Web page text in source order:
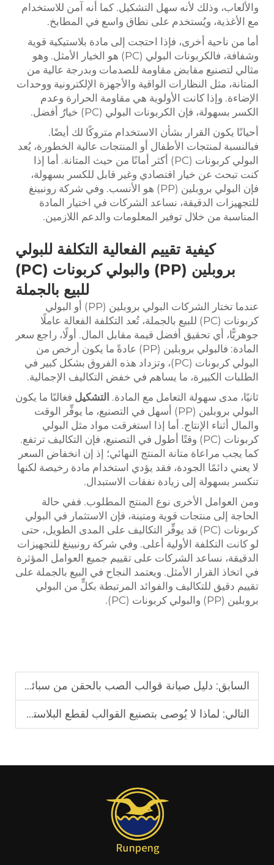
والألعاب، وذلك لأنه سهل التشكيل. كما أنه آمن للاستخدام
مع الأغذية، ويُستخدم على نطاق واسع في المطابخ.
أما من ناحية أخرى، فإذا احتجت إلى مادة بلاستيكية قوية
وشفافة، فالكربونات البولي (PC) هو الخيار الأمثل. وهو
مثالي لتصنيع مقابض مقاومة للصدمات وبدرجة عالية من
المتانة، مثل النظارات الواقية والأجهزة الإلكترونية ووحدات
الإضاءة. وإذا كانت الأولوية هي مقاومة الحرارة وعدم
الكسر بسهولة، فإن الكربونات البولي (PC) خيارٌ أفضل.
أحيانًا يكون القرار بشأن الاستخدام متروكًا لك أيضًا.
فبالنسبة لمنتجات الأطفال أو المنتجات عالية الخطورة، يُعد
البولي كربونات (PC) أكثر أمانًا من حيث المتانة. أما إذا
كنت تبحث عن خيار اقتصادي وغير قابل للكسر بسهولة،
فإن البولي بروبلين (PP) هو الأنسب. وفي شركة رونبينغ
للتجهيزات الدقيقة، نساعد الشركات في اختيار المادة
المناسبة من خلال توفير المعلومات والدعم اللازمين.
كيفية تقييم الفعالية التكلفة للبولي
بروبلين (PP) والبولي كربونات (PC)
للبيع بالجملة
عندما تختار الشركات البولي بروبلين (PP) أو البولي
كربونات (PC) للبيع بالجملة، تُعد التكلفة الفعالة عاملًا
جوهريًّا، أي تحقيق أفضل قيمة مقابل المال. أولًا، راجع سعر
المادة: فالبولي بروبلين (PP) عادةً ما يكون أرخص من
البولي كربونات (PC)، وتزداد هذه الفروق بشكل كبير في
الطلبات الكبيرة، ما يساهم في خفض التكاليف الإجمالية.
ثانيًا، مدى سهولة التعامل مع المادة.التشكيلفغالبًا ما يكون
البولي بروبلين (PP) أسهل في التصنيع، ما يوفِّر الوقت
والمال أثناء الإنتاج. أما إذا استغرقت مواد مثل البولي
كربونات (PC) وقتًا أطول في التصنيع، فإن التكاليف ترتفع.
كما يجب مراعاة متانة المنتج النهائي؛ إذ إن انخفاض السعر
لا يعني دائمًا الجودة، فقد يؤدي استخدام مادة رخيصة لكنها
تنكسر بسهولة إلى زيادة نفقات الاستبدال.
ومن العوامل الأخرى نوع المنتج المطلوب. ففي حالة
الحاجة إلى منتجات قوية ومتينة، فإن الاستثمار في البولي
كربونات (PC) قد يوفِّر التكاليف على المدى الطويل، حتى
لو كانت التكلفة الأولية أعلى. وفي شركة رونبينغ للتجهيزات
الدقيقة، نساعد الشركات على تقييم جميع العوامل المؤثرة
في اتخاذ القرار الأمثل. ويعتمد النجاح في البيع بالجملة على
تقييم دقيق للتكاليف والفوائد المرتبطة بكلٍّ من البولي
بروبلين (PP) والبولي كربونات (PC).
السابق:دليل صيانة قوالب الصب بالحقن من سبائك الألومنيوم: التنظيف الأسبوعي والفحص الشهري يضاعف عمر الخدمة.
التالي: لماذا لا يُوصى بتصنيع القوالب لقطع البلاستيك المخصصة ذات الكميات الصغيرة؟ تحليل التكلفة للبدائل المقدمة بواسطة الطباعة ثلاثية الأبعاد